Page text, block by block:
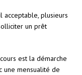
acceptable, plusieurs
un prêt
est la démarche
une mensualité de